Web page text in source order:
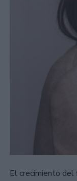
El crecimiento